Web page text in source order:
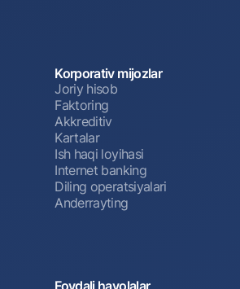
Korporativ mijozlar
Joriy hisob
Faktoring
Akkreditiv
Kartalar
Ish haqi loyihasi
Internet banking
Diling operatsiyalari
Anderrayting
Foydali havolalar